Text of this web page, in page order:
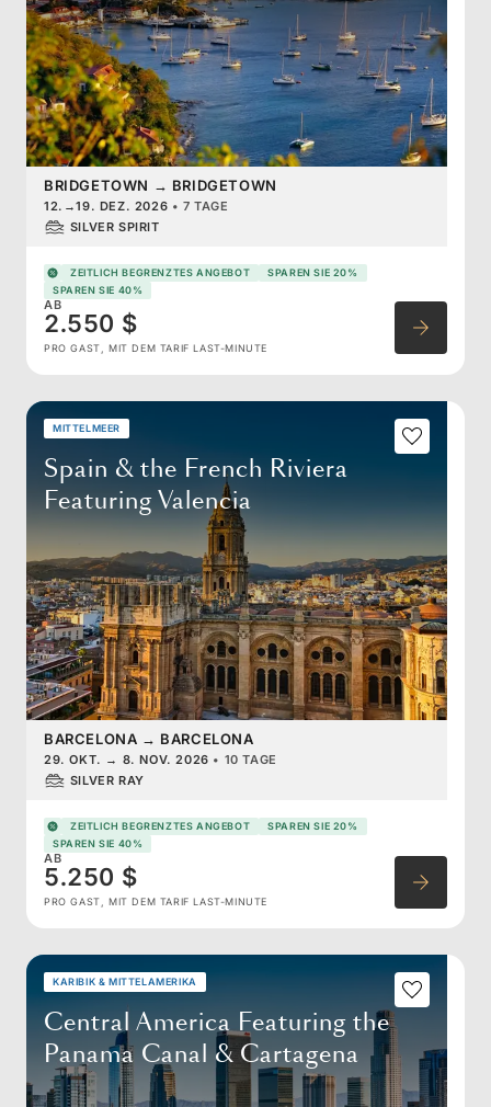
BRIDGETOWN → BRIDGETOWN
12. →19. DEZ. 2026 •7 TAGE
SILVER SPIRIT
ZEITLICH BEGRENZTES ANGEBOT
SPAREN SIE 20%
SPAREN SIE 40%
AB
2.550 $
PRO GAST, MIT DEM TARIF LAST-MINUTE
MITTELMEER
Spain & the French Riviera
Featuring Valencia
BARCELONA → BARCELONA
29. OKT. → 8. NOV. 2026 • 10 TAGE
SILVER RAY
ZEITLICH BEGRENZTES ANGEBOT
SPAREN SIE 20%
SPAREN SIE 40%
AB
5.250 $
PRO GAST, MIT DEM TARIF LAST-MINUTE
KARIBIK & MITTELAMERIKA
Central America Featuring the
Panama Canal & Cartagena